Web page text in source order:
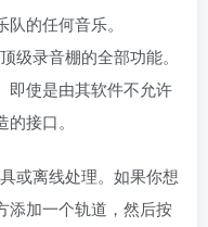
的任何音乐。
级录音棚的全部功能。
即使是由其软件不允许
接口。
或离线处理。如果你想
添加一个轨道，然后按